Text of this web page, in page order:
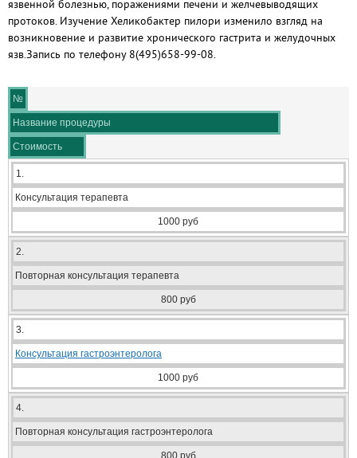
язвенной болезнью, поражениями печени и желчевыводящих
протоков. Изучение Хеликобактер пилори изменило взгляд на
возникновение и развитие хронического гастрита и желудочных
язв.Запись по телефону 8(495)658-99-08.
№
Название процедуры
Стоимость
1.
Консультация терапевта
1000 руб
2.
Повторная консультация терапевта
800 руб
3.
Консультация гастроэнтеролога
1000 руб
4.
Повторная консультация гастроэнтеролога
800 руб